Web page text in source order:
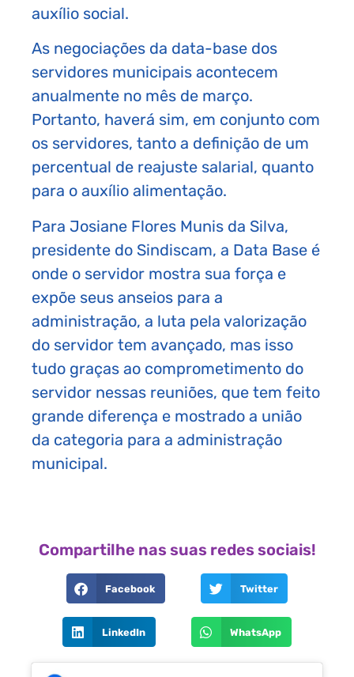
auxílio social.
As negociações da data-base dos
servidores municipais acontecem
anualmente no mês de março.
Portanto, haverá sim, em conjunto com
os servidores, tanto a definição de um
percentual de reajuste salarial, quanto
para o auxílio alimentação.
Para Josiane Flores Munis da Silva,
presidente do Sindiscam, a Data Base é
onde o servidor mostra sua força e
expõe seus anseios para a
administração, a luta pela valorização
do servidor tem avançado, mas isso
tudo graças ao comprometimento do
servidor nessas reuniões, que tem feito
grande diferença e mostrado a união
da categoria para a administração
municipal.
Compartilhe nas suas redes sociais!
Facebook Twitter
LinkedIn WhatsApp